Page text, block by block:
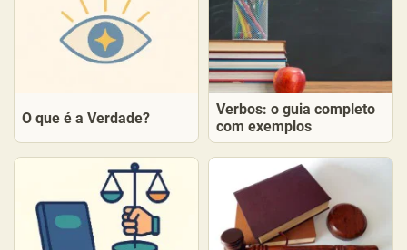
O que é a Verdade?
Verbos: o guia completo
com exemplos